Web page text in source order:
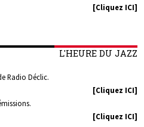
[Cliquez ICI]
L'HEURE DU JAZZ
Radio Déclic.
[Cliquez ICI]
[Cliquez ICI]